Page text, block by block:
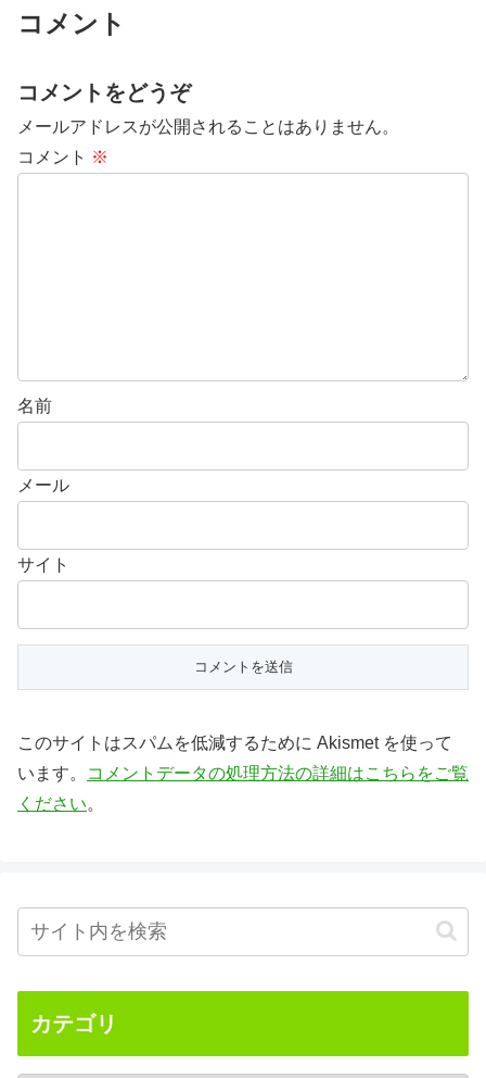
コメント
コメントをどうぞ
メールアドレスが公開されることはありません。
コメント ※
名前
メール
サイト
このサイトはスパムを低減するために Akismet を使って
います。
コメントデータの処理方法の詳細はこちらをご覧
ください。
カテゴリ